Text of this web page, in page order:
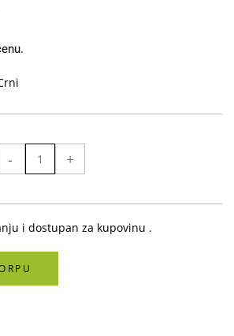
- +
i dostupan za kupovinu .